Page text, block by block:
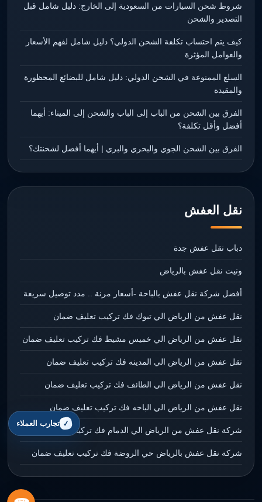
شروط شحن السيارات من السعودية إلى الخارج: دليل شامل قبل
التصدير والشحن
كيف يتم احتساب تكلفة الشحن الدولي؟ دليل شامل لفهم الأسعار
والعوامل المؤثرة
السلع الممنوعة في الشحن الدولي: دليل شامل للبضائع المحظورة
والمقيدة
الفرق بين الشحن من الباب إلى الباب والشحن إلى الميناء: أيهما
أفضل وأقل تكلفة؟
الفرق بين الشحن الجوي والبحري والبري | أيهما أفضل لشحنتك؟
نقل العفش
دباب نقل عفش جدة
ونيت نقل عفش بالرياض
أفضل شركة نقل عفش بالباحة -أسعار مرنة .. مدد توصيل سريعة
نقل عفش من الرياض الي تبوك فك تركيب تعليف ضمان
نقل عفش من الرياض الي خميس مشيط فك تركيب تعليف ضمان
نقل عفش من الرياض الي المدينه فك تركيب تعليف ضمان
نقل عفش من الرياض الي الطائف فك تركيب تعليف ضمان
نقل عفش من الرياض الي الباحه فك تركيب تعليف ضمان
شركة نقل عفش من الرياض الي الدمام فك تركيب تعليف ضمان
شركة نقل عفش بالرياض حي الروضة فك تركيب تعليف ضمان
تجارب العملاء